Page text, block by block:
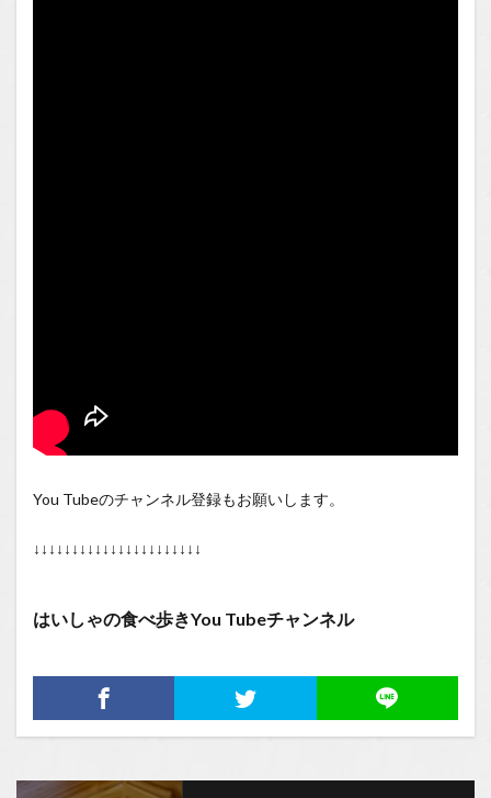
You Tubeのチャンネル登録もお願いします。
↓↓↓↓↓↓↓↓↓↓↓↓↓↓↓↓↓↓↓↓↓↓
はいしゃの食べ歩きYou Tubeチャンネル